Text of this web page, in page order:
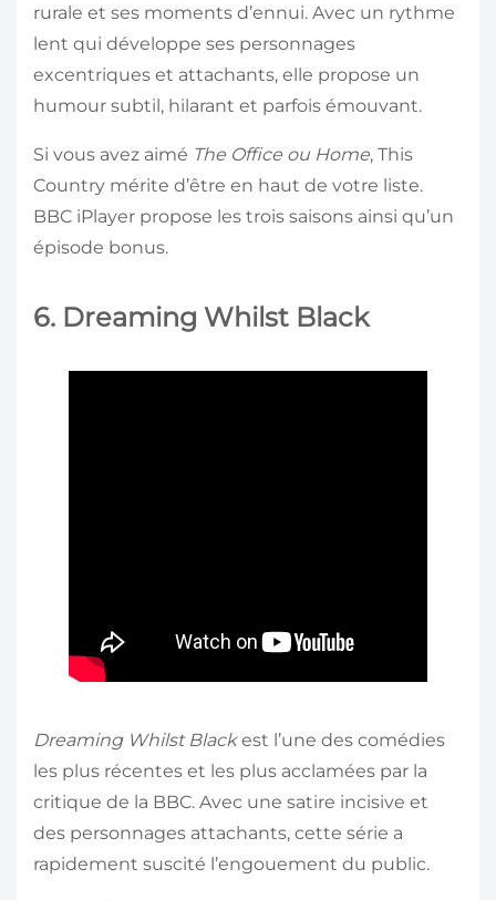
rurale et ses moments d’ennui. Avec un rythme
lent qui développe ses personnages
excentriques et attachants, elle propose un
humour subtil, hilarant et parfois émouvant.
Si vous avez aimé The Office ou Home, This
Country mérite d’être en haut de votre liste.
BBC iPlayer propose les trois saisons ainsi qu’un
épisode bonus.
6. Dreaming Whilst Black
Dreaming Whilst Blackest l’une des comédies
les plus récentes et les plus acclamées par la
critique de la BBC. Avec une satire incisive et
des personnages attachants, cette série a
rapidement suscité l’engouement du public.